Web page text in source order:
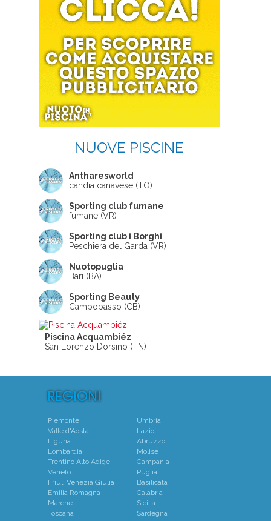
NUOVE PISCINE
Antharesworld
candia canavese (TO)
Sporting club fumane
fumane (VR)
Sporting club i Borghi
Peschiera del Garda (VR)
Nuotopuglia
Bari (BA)
Sporting Beauty
Campobasso (CB)
Piscina Acquambiéz
San Lorenzo Dorsino (TN)
Piemonte
Valle d'Aosta
Liguria
Lombardia
Trentino Alto Adige
Veneto
Friuli Venezia Giulia
Emilia Romagna
Marche
Toscana
Umbria
Lazio
Abruzzo
Molise
Campania
Puglia
Basilicata
Calabria
Sicilia
Sardegna